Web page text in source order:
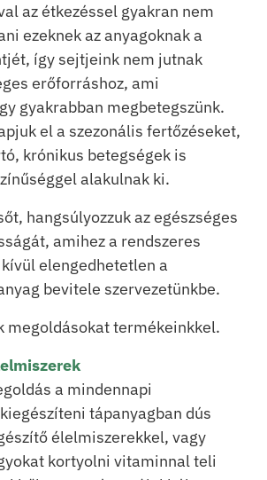
az étkezéssel gyakran nem
ezeknek az anyagoknak a
így sejtjeink nem jutnak
erőforráshoz, ami
gyakrabban megbetegszünk.
el a szezonális fertőzéseket,
krónikus betegségek is
alakulnak ki.
hangsúlyozzuk az egészséges
amihez a rendszeres
elengedhetetlen a
bevitele szervezetünkbe.
megoldásokat termékeinkkel.
a mindennapi
tápanyagban dús
élelmiszerekkel, vagy
kortyolni vitaminnal teli